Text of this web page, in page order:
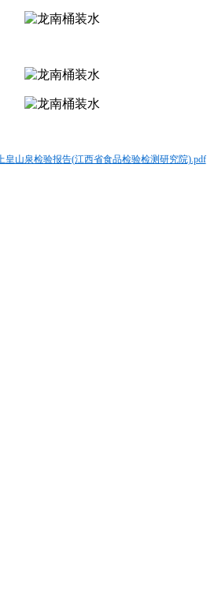
上皇山泉检验报告(江西省食品检验检测研究院).pdf